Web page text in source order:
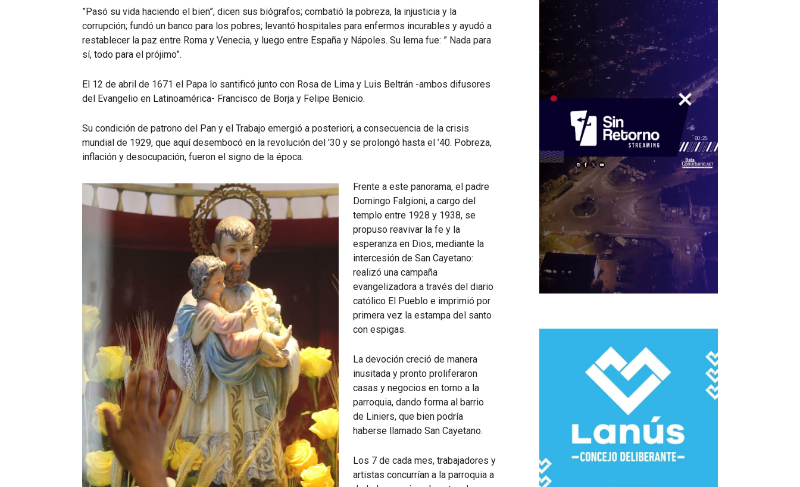
”Pasó su vida haciendo el bien”, dicen sus biógrafos; combatió la pobreza, la injusticia y la
corrupción; fundó un banco para los pobres; levantó hospitales para enfermos incurables y ayudó a
restablecer la paz entre Roma y Venecia, y luego entre España y Nápoles. Su lema fue: ” Nada para
sí, todo para el prójimo”.
El 12 de abril de 1671 el Papa lo santificó junto con Rosa de Lima y Luis Beltrán -ambos difusores
del Evangelio en Latinoamérica- Francisco de Borja y Felipe Benicio.
Su condición de patrono del Pan y el Trabajo emergió a posteriori, a consecuencia de la crisis
mundial de 1929, que aquí desembocó en la revolución del ’30 y se prolongó hasta el ’40. Pobreza,
inflación y desocupación, fueron el signo de la época.
Frente a este panorama, el padre
Domingo Falgioni, a cargo del
templo entre 1928 y 1938, se
propuso reavivar la fe y la
esperanza en Dios, mediante la
intercesión de San Cayetano:
realizó una campaña
evangelizadora a través del diario
católico El Pueblo e imprimió por
primera vez la estampa del santo
con espigas.
La devoción creció de manera
inusitada y pronto proliferaron
casas y negocios en torno a la
parroquia, dando forma al barrio
de Liniers, que bien podría
haberse llamado San Cayetano.
Los 7 de cada mes, trabajadores y
artistas concurrían a la parroquia a